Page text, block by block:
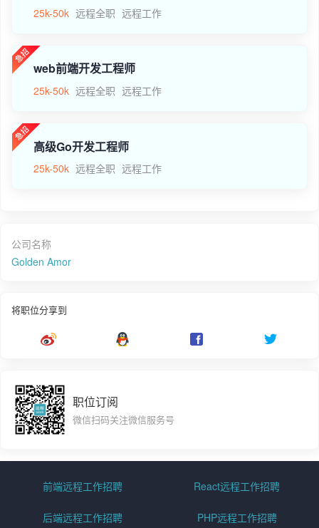
25k-50k 远程全职 远程工作
web前端开发工程师
25k-50k 远程全职 远程工作
高级Go开发工程师
25k-50k 远程全职 远程工作
公司名称
Golden Amor
将职位分享到
职位订阅
微信扫码关注微信服务号
前端远程工作招聘 React远程工作招聘
后端远程工作招聘 PHP远程工作招聘